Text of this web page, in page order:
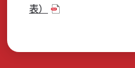
各種情報・セミナー
表）